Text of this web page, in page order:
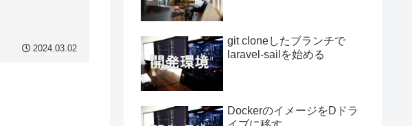
2024.03.02
git cloneしたブランチで
laravel-sailを始める
DockerのイメージをDドラ